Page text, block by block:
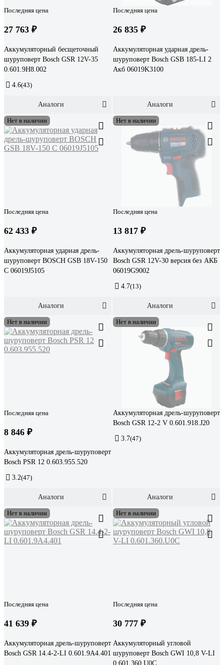
Последняя цена
27 763 ₽
Аккумуляторный бесщеточный
шуруповерт Bosch GSR 12V-35
0.601.9H8.002
4.6(43)
Аналоги
Последняя цена
26 835 ₽
Аккумуляторная ударная дрель-
шуруповерт Bosch GSB 185-LI 2
Акб 06019K3100
Аналоги
Нет в наличии
Последняя цена
62 433 ₽
Аккумуляторная ударная дрель-
шуруповерт BOSCH GSB 18V-150
C 06019J5105
Аналоги
Нет в наличии
Последняя цена
13 817 ₽
Аккумуляторная дрель-шуруповерт
Bosch GSR 12V-30 версия без АКБ
06019G9002
4.7(13)
Аналоги
Нет в наличии
Последняя цена
8 846 ₽
Аккумуляторная дрель-шуруповерт
Bosch PSR 12 0.603.955.520
3.2(47)
Аналоги
Нет в наличии
Аккумуляторная дрель-шуруповерт
Bosch GSR 12-2 V 0.601.918.J20
3.7(47)
Аналоги
Нет в наличии
Последняя цена
41 639 ₽
Аккумуляторная дрель-шуруповерт
Bosch GSR 14.4-2-LI 0.601.9A4.401
Нет в наличии
Последняя цена
30 777 ₽
Аккумуляторный угловой
шуруповерт Bosch GWI 10,8 V-LI
0.601.360.U0C